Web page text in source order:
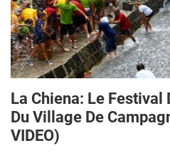
La Chiena: Le Festival
Du Village De
VIDEO)